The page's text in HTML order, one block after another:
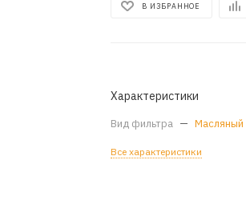
В ИЗБРАННОЕ
Характеристики
Вид фильтра — Масляный
Все характеристики